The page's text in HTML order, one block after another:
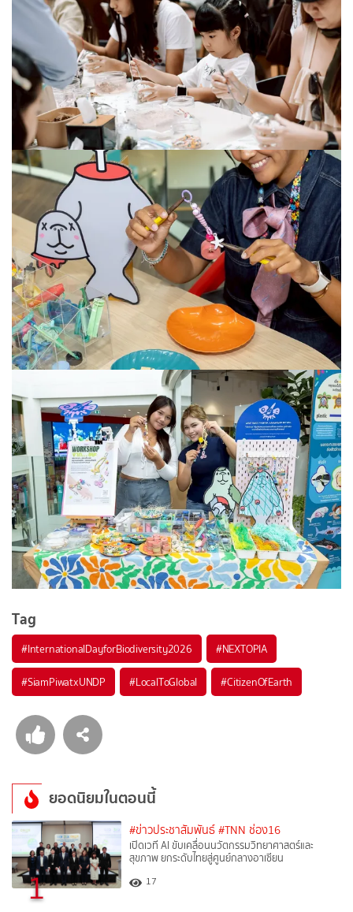
Tag
#InternationalDayforBiodiversity2026 #NEXTOPIA
#SiamPiwatxUNDP #LocalToGlobal #CitizenOfEarth
ยอดนิยมในตอนนี้
1
#ข่าวประชาสัมพันธ์ #TNN ช่อง16
เปิดเวที AI ขับเคลื่อนนวัตกรรมวิทยาศาสตร์และ
สุขภาพ ยกระดับไทยสู่ศูนย์กลางอาเซียน
17